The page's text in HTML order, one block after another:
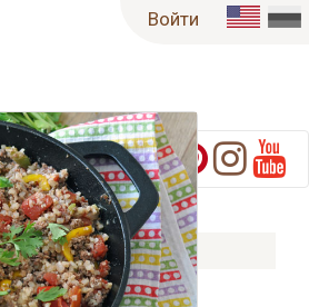
Войти
Войти на Сайт
/ Email